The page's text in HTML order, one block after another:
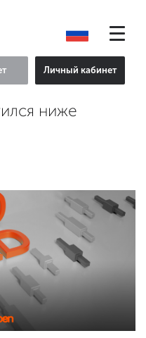
Личный кабинет
ниже